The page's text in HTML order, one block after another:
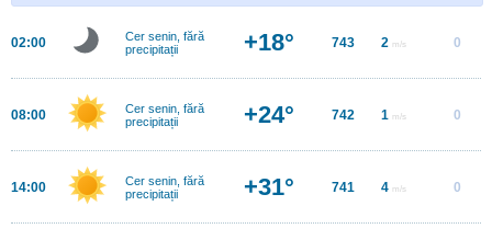
02:00
Cer senin, fără
precipitații
+18° 743 2 m/s 0
08:00
Cer senin, fără
precipitații
+24° 742 1 m/s 0
14:00
Cer senin, fără
precipitații
+31° 741 4 m/s 0